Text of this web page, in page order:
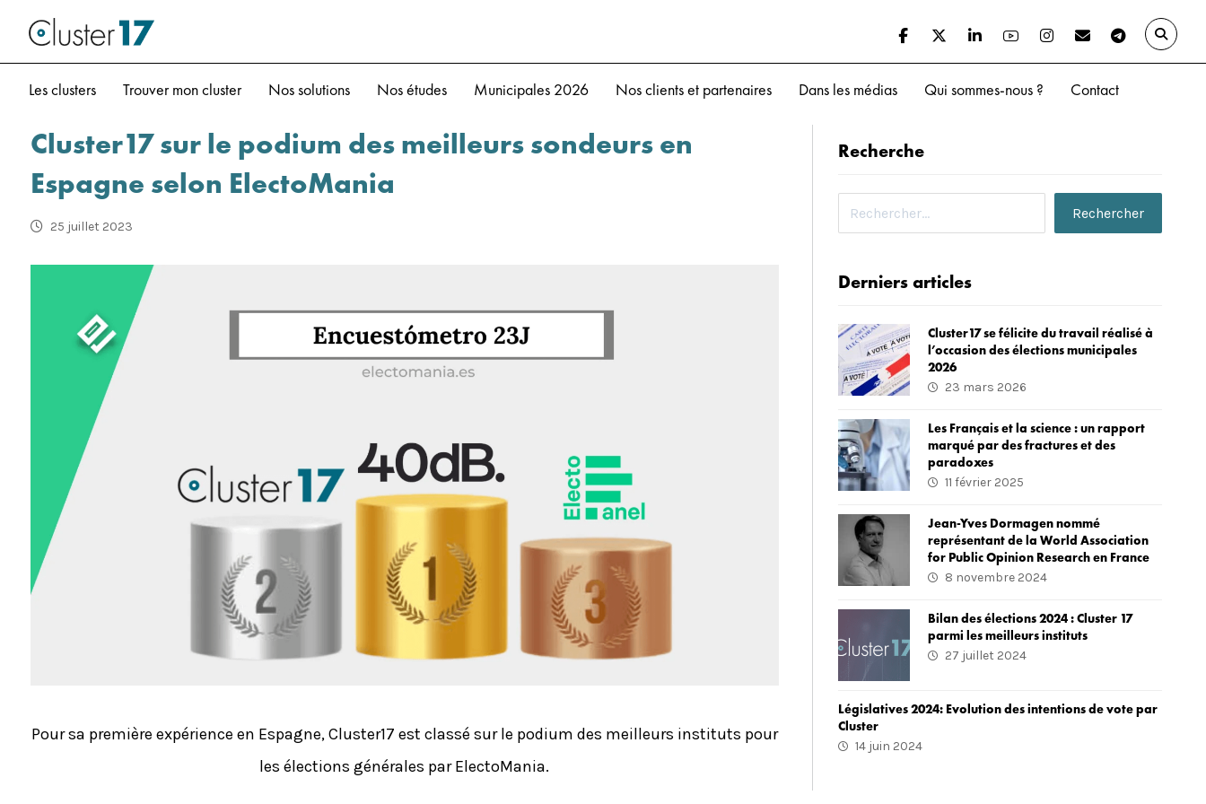
Les clusters Trouver mon cluster Nos solutions Nos études Municipales 2026 Nos clients et partenaires Dans les médias Qui sommes-nous ? Contact
Cluster17 sur le podium des meilleurs sondeurs en
Espagne selon ElectoMania
25 juillet 2023
Pour sa première expérience en Espagne, Cluster17 est classé sur le podium des meilleurs instituts pour
les élections générales par ElectoMania.
Recherche
Derniers articles
Cluster17 se félicite du travail réalisé à
l’occasion des élections municipales
2026
23 mars 2026
Les Français et la science : un rapport
marqué par des fractures et des
paradoxes
11 février 2025
Jean-Yves Dormagen nommé
représentant de la World Association
for Public Opinion Research en France
8 novembre 2024
Bilan des élections 2024 : Cluster 17
parmi les meilleurs instituts
27 juillet 2024
Législatives 2024: Evolution des intentions de vote par
Cluster
14 juin 2024